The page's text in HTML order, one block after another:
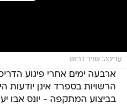
עריכה: שניר דבוש
ארבעה ימים אחרי פיגוע
הרשויות בספרד אינן יודעות